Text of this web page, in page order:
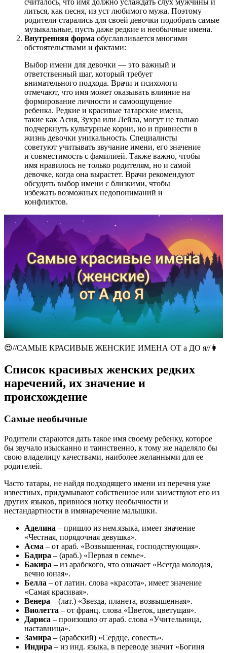
литься, как песня, из уст любимого мужа. Поэтому
родители старались для своей девочки подобрать самые
музыкальные, пусть даже редкие и необычные имена.
Внутренняя форма обуславливается многими
обстоятельствами и фактами:
Выбор имени для девочки — это важный и
ответственный шаг, который требует
внимательного подхода. Врачи и психологи
отмечают, что имя может оказывать влияние на
формирование личности и самоощущение
ребенка. Редкие и красивые татарские имена,
такие как Асия, Зухра или Лейла, могут не только
подчеркнуть культурные корни, но и привнести в
жизнь девочки уникальность. Специалисты
советуют учитывать звучание имени, его значение
и совместимость с фамилией. Также важно, чтобы
имя нравилось не только родителям, но и самой
девочке, когда она вырастет. Врачи рекомендуют
обсудить выбор имени с близкими, чтобы
избежать возможных недопониманий и
конфликтов.
😍//САМЫЕ КРАСИВЫЕ ЖЕНСКИЕ ИМЕНА ОТ а ДО я//👩
Список красивых женских редких
наречений, их значение и
происхождение
Самые необычные
Родители стараются дать такое имя своему ребенку, которое
бы звучало изысканно и таинственно, к тому же наделяло бы
свою владелицу качествами, наиболее желанными для ее
родителей.
Часто татары, не найдя подходящего имени из перечня уже
известных, придумывают собственное или заимствуют его из
других языков, привнося нотку необычности и
нестандартности в имянаречение малышки.
Аделина – пришло из нем.языка, имеет значение
«Честная, порядочная девушка».
Асма – от араб. «Возвышенная, господствующая».
Бадира – (араб.) «Первая в семье».
Бакира – из арабского, что означает «Всегда молодая,
вечно юная».
Белла – от латин. слова «красота», имеет значение
«Самая красивая».
Венера – (лат.) «Звезда, планета, возвышенная».
Виолетта – от франц. слова «Цветок, цветущая».
Дариса – произошло от араб. слова «Учительница,
наставница».
Замира – (арабский) «Сердце, совесть».
Индира – из инд. языка, в переводе значит «Богиня